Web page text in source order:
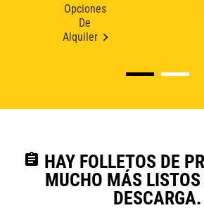
Opciones
De
Alquiler
assignment HAY FOLLETOS DE
MUCHO MÁS
DESCARGA.